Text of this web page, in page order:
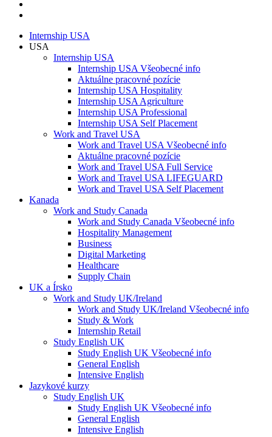
Internship USA
USA
Internship USA
Internship USA Všeobecné info
Aktuálne pracovné pozície
Internship USA Hospitality
Internship USA Agriculture
Internship USA Professional
Internship USA Self Placement
Work and Travel USA
Work and Travel USA Všeobecné info
Aktuálne pracovné pozície
Work and Travel USA Full Service
Work and Travel USA LIFEGUARD
Work and Travel USA Self Placement
Kanada
Work and Study Canada
Work and Study Canada Všeobecné info
Hospitality Management
Business
Digital Marketing
Healthcare
Supply Chain
UK a Írsko
Work and Study UK/Ireland
Work and Study UK/Ireland Všeobecné info
Study & Work
Internship Retail
Study English UK
Study English UK Všeobecné info
General English
Intensive English
Jazykové kurzy
Study English UK
Study English UK Všeobecné info
General English
Intensive English